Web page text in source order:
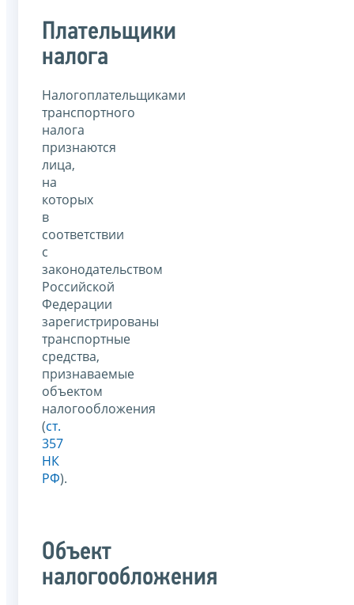
Плательщики
налога
Налогоплательщиками
транспортного
налога
признаются
лица,
на
которых
в
соответствии
с
законодательством
Российской
Федерации
зарегистрированы
транспортные
средства,
признаваемые
объектом
налогообложения
(ст.
357
НК
РФ).
Объект
налогообложения